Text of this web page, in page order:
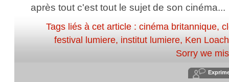
après tout c'est tout le sujet de son cinéma...
Tags liés à cet article : cinéma britannique,
festival lumiere, institut lumiere, Ken Loach
Sorry we